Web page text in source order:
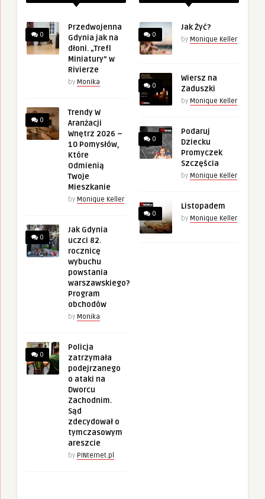
0
Przedwojenna
Gdynia jak na
dłoni. „Trefl
Miniatury” w
Rivierze
by Monika
0
Trendy W
Aranżacji
Wnętrz 2026 –
10 Pomysłów,
Które
Odmienią
Twoje
Mieszkanie
by Monique Keller
0
Jak Gdynia
uczci 82.
rocznicę
wybuchu
powstania
warszawskiego?
Program
obchodów
by Monika
0
Policja
zatrzymała
podejrzanego
o ataki na
Dworcu
Zachodnim.
Sąd
zdecydował o
tymczasowym
areszcie
by PINternet.pl
0
Jak Żyć?
by Monique Keller
0
Wiersz na
Zaduszki
by Monique Keller
0
Podaruj
Dziecku
Promyczek
Szczęścia
by Monique Keller
0
Listopadem
by Monique Keller